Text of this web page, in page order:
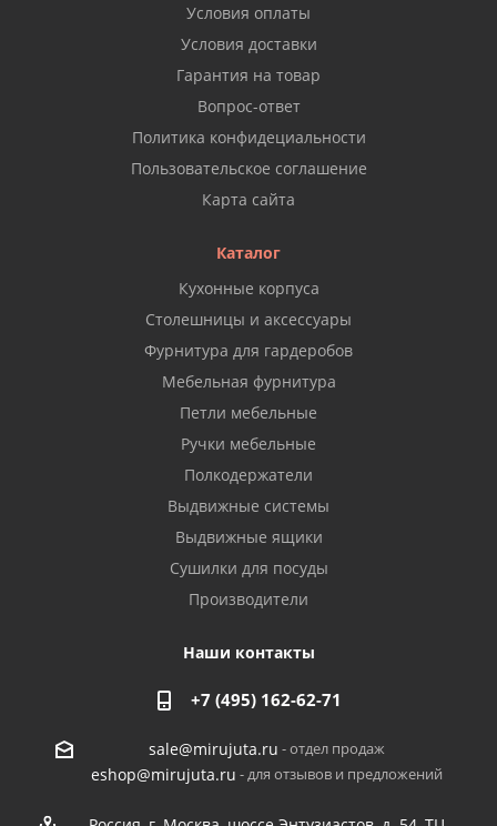
Условия оплаты
Условия доставки
Гарантия на товар
Вопрос-ответ
Политика конфидециальности
Пользовательское соглашение
Карта сайта
Каталог
Кухонные корпуса
Столешницы и аксессуары
Фурнитура для гардеробов
Мебельная фурнитура
Петли мебельные
Ручки мебельные
Полкодержатели
Выдвижные системы
Выдвижные ящики
Сушилки для посуды
Производители
Наши контакты
+7 (495) 162-62-71
sale@mirujuta.ru - отдел продаж
eshop@mirujuta.ru - для отзывов и предложений